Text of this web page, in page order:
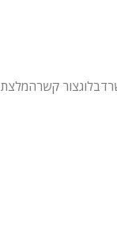
בלוגצור קשרהמלצת